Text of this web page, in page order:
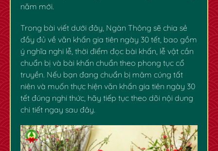
năm mới.
Trong bài viết dưới đây, Ngàn Thông sẽ chia sẻ
đầy đủ về văn khấn gia tiên ngày 30 tết , bao gồm
ý nghĩa nghi lễ, thời điểm đọc bài khấn, lễ vật cần
chuẩn bị và bài khấn chuẩn theo phong tục cổ
truyền. Nếu bạn đang chuẩn bị mâm cúng tất
niên và muốn thực hiện văn khấn gia tiên ngày 30
tết đúng nghi thức, hãy tiếp tục theo dõi nội dung
chi tiết ngay sau đây.